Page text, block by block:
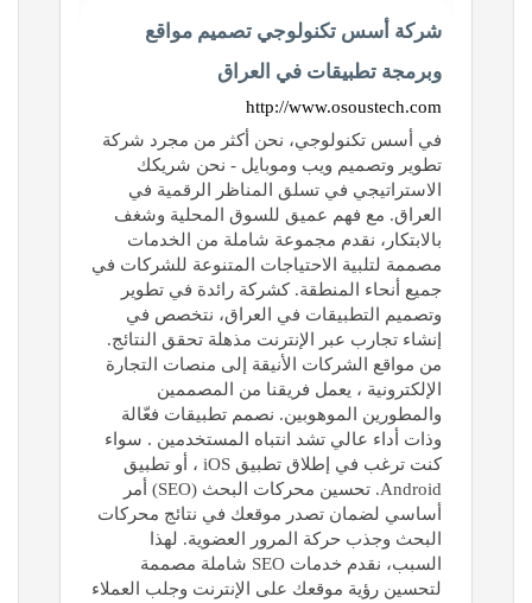
شركة أسس تكنولوجي تصميم مواقع
وبرمجة تطبيقات في العراق
http://www.osoustech.com
في أسس تكنولوجي، نحن أكثر من مجرد شركة
تطوير وتصميم ويب وموبايل - نحن شريكك
الاستراتيجي في تسلق المناظر الرقمية في
العراق. مع فهم عميق للسوق المحلية وشغف
بالابتكار، نقدم مجموعة شاملة من الخدمات
مصممة لتلبية الاحتياجات المتنوعة للشركات في
جميع أنحاء المنطقة. كشركة رائدة في تطوير
وتصميم التطبيقات في العراق، نتخصص في
إنشاء تجارب عبر الإنترنت مذهلة تحقق النتائج.
من مواقع الشركات الأنيقة إلى منصات التجارة
الإلكترونية ، يعمل فريقنا من المصممين
والمطورين الموهوبين. نصمم تطبيقات فعّالة
وذات أداء عالي تشد انتباه المستخدمين . سواء
كنت ترغب في إطلاق تطبيق iOS ، أو تطبيق
Android. تحسين محركات البحث (SEO) أمر
أساسي لضمان تصدر موقعك في نتائج محركات
البحث وجذب حركة المرور العضوية. لهذا
السبب، نقدم خدمات SEO شاملة مصممة
لتحسين رؤية موقعك على الإنترنت وجلب العملاء